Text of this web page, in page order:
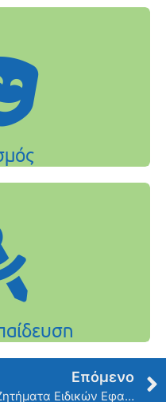
Επόμενο
«Ζητήματα Ειδικών Εφαρμογών»